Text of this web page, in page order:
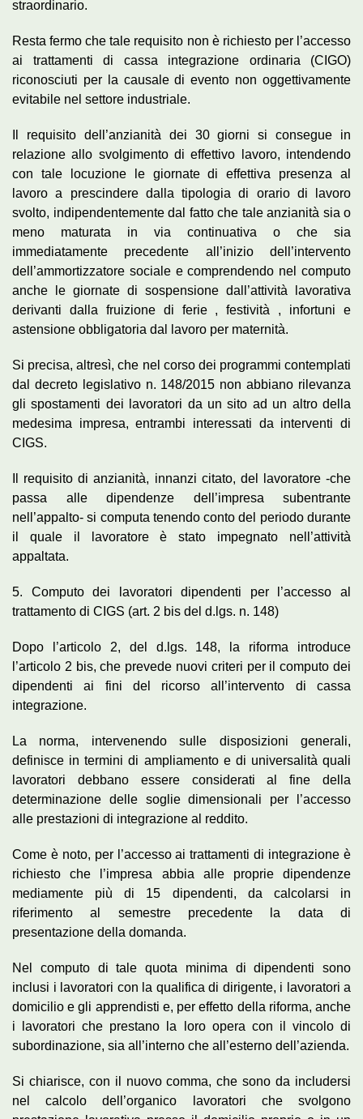
straordinario.
Resta fermo che tale requisito non è richiesto per l’accesso
ai trattamenti di cassa integrazione ordinaria (CIGO)
riconosciuti per la causale di evento non oggettivamente
evitabile nel settore industriale.
Il requisito dell’anzianità dei 30 giorni si consegue in
relazione allo svolgimento di effettivo lavoro, intendendo
con tale locuzione le giornate di effettiva presenza al
lavoro a prescindere dalla tipologia di orario di lavoro
svolto, indipendentemente dal fatto che tale anzianità sia o
meno maturata in via continuativa o che sia
immediatamente precedente all’inizio dell’intervento
dell’ammortizzatore sociale e comprendendo nel computo
anche le giornate di sospensione dall’attività lavorativa
derivanti dalla fruizione di ferie , festività , infortuni e
astensione obbligatoria dal lavoro per maternità.
Si precisa, altresì, che nel corso dei programmi contemplati
dal decreto legislativo n. 148/2015 non abbiano rilevanza
gli spostamenti dei lavoratori da un sito ad un altro della
medesima impresa, entrambi interessati da interventi di
CIGS.
Il requisito di anzianità, innanzi citato, del lavoratore -che
passa alle dipendenze dell’impresa subentrante
nell’appalto- si computa tenendo conto del periodo durante
il quale il lavoratore è stato impegnato nell’attività
appaltata.
5. Computo dei lavoratori dipendenti per l’accesso al
trattamento di CIGS (art. 2 bis del d.lgs. n. 148)
Dopo l’articolo 2, del d.lgs. 148, la riforma introduce
l’articolo 2 bis, che prevede nuovi criteri per il computo dei
dipendenti ai fini del ricorso all’intervento di cassa
integrazione.
La norma, intervenendo sulle disposizioni generali,
definisce in termini di ampliamento e di universalità quali
lavoratori debbano essere considerati al fine della
determinazione delle soglie dimensionali per l’accesso
alle prestazioni di integrazione al reddito.
Come è noto, per l’accesso ai trattamenti di integrazione è
richiesto che l’impresa abbia alle proprie dipendenze
mediamente più di 15 dipendenti, da calcolarsi in
riferimento al semestre precedente la data di
presentazione della domanda.
Nel computo di tale quota minima di dipendenti sono
inclusi i lavoratori con la qualifica di dirigente, i lavoratori a
domicilio e gli apprendisti e, per effetto della riforma, anche
i lavoratori che prestano la loro opera con il vincolo di
subordinazione, sia all’interno che all’esterno dell’azienda.
Si chiarisce, con il nuovo comma, che sono da includersi
nel calcolo dell’organico lavoratori che svolgono